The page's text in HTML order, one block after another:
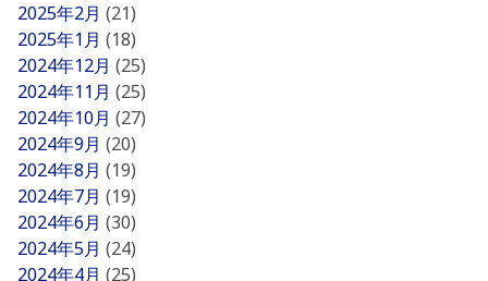
2025年2月 (21)
2025年1月 (18)
2024年12月 (25)
2024年11月 (25)
2024年10月 (27)
2024年9月 (20)
2024年8月 (19)
2024年7月 (19)
2024年6月 (30)
2024年5月 (24)
2024年4月 (25)